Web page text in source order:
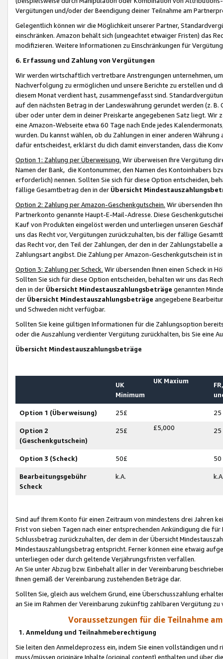
Vergütungen und/oder der Beendigung deiner Teilnahme am
Gelegentlich können wir die Möglichkeit unserer Partner,
einschränken. Amazon behält sich (ungeachtet etwaiger Fristen) das
modifizieren. Weitere Informationen zu Einschränkungen für
6. Erfassung und Zahlung von Vergütungen
Wir werden wirtschaftlich vertretbare Anstrengungen unternehmen,
Nachverfolgung zu ermöglichen und unsere Berichte zu erstellen und
diesem Monat verdient hast, zusammengefasst sind.
auf den nächsten Betrag in der Landeswährung gerundet werden (z.
über oder unter dem in deiner Preiskarte angegebenen Satz liegt.
eine Amazon-Webseite etwa 60 Tage nach Ende jedes
wurden. Du kannst wählen, ob du Zahlungen in einer anderen
dafür entscheidest, erklärst du dich damit einverstanden, dass die
Option 1: Zahlung per Überweisung. Wir überweisen Ihre Vergütung
Namen der Bank, die Kontonummer, den Namen des Kontoinhabers
erforderlich) nennen. Sollten Sie sich für diese Option entscheiden,
fällige Gesamtbetrag den in der Übersicht
Option 2: Zahlung per Amazon-Geschenkgutschein. Wir übersenden
Partnerkonto genannte Haupt-E-Mail-Adresse. Diese
Kauf von Produkten eingelöst werden und unterliegen unseren
uns das Recht vor, Vergütungen zurückzuhalten, bis der fällige
das Recht vor, den Teil der Zahlungen, der den in der
Zahlungsart angibst. Die Zahlung per Amazon-Geschenkgutschein ist
Option 3: Zahlung per Scheck. Wir übersenden Ihnen einen Scheck in
Sollten Sie sich für diese Option entscheiden, behalten wir uns das
den in der Übersicht Mindestauszahlungsbeträge genannten
der Übersicht Mindestauszahlungsbeträge angegebene
und Schweden nicht verfügbar.
Sollten Sie keine gültigen Informationen für die Zahlungsoption
oder die Auszahlung verdienter Vergütung zurückhalten, bis Sie
Übersicht Mindestauszahlungsbeträge
UK
Minimum
UK Maxium
Option 1 (Überweisung) 25£ 25
Option 2
(Geschenkgutschein)
25£ £5,000 25
Option 3 (Scheck) 50£ 50
Bearbeitungsgebühr
Scheck
k.A.
Sind auf Ihrem Konto für einen Zeitraum von mindestens drei Jahren
Frist von sieben Tagen nach einer entsprechenden Ankündigung die
Schlussbetrag zurückzuhalten, der dem in der Übersicht
Mindestauszahlungsbetrag entspricht. Ferner können eine etwaig
unterliegen oder durch geltende Verjährungsfristen verfallen.
An Sie unter Abzug bzw. Einbehalt aller in der Vereinbarung
Ihnen gemäß der Vereinbarung zustehenden Beträge dar.
Sollten Sie, gleich aus welchem Grund, eine Überschusszahlung
an Sie im Rahmen der Vereinbarung zukünftig zahlbaren Vergütung zu
Voraussetzungen für die Teilnahme
1. Anmeldung und Teilnahmeberechtigung
Sie leiten den Anmeldeprozess ein, indem Sie einen vollständigen
muss/müssen originäre Inhalte (original content) enthalten und über